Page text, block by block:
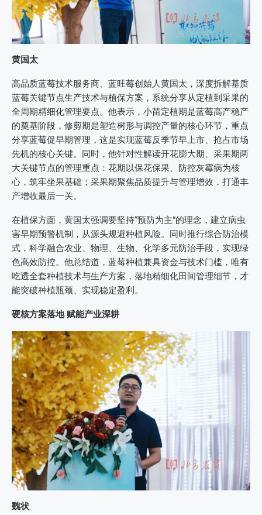
黄国太
高品质蓝莓技术服务商、蓝旺莓创始人黄国太，深度拆解基质
蓝莓关键节点生产技术与植保方案，系统分享从定植到采果的
全周期精细化管理要点。他表示，小苗定植期是蓝莓高产稳产
的奠基阶段，修剪期是塑造树形与调控产量的核心环节，重点
分享蓝莓促早期管理，这是实现蓝莓反季节早上市、抢占市场
先机的核心关键。同时，他针对性解读开花膨大期、采果期两
大关键节点的管理重点：花期以保花保果、防控灰霉病为核
心，筑牢坐果基础；采果期聚焦品质提升与管理增效，打通丰
产增收最后一关。
在植保方面，黄国太强调要坚持“预防为主”的理念，建立病虫
害早期预警机制，从源头规避种植风险。同时推行综合防治模
式，科学融合农业、物理、生物、化学多元防治手段，实现绿
色高效防控。他总结道，蓝莓种植兼具资金与技术门槛，唯有
吃透全套种植技术与生产方案，落地精细化田间管理细节，才
能突破种植瓶颈、实现稳定盈利。
硬核方案落地 赋能产业深耕
魏状